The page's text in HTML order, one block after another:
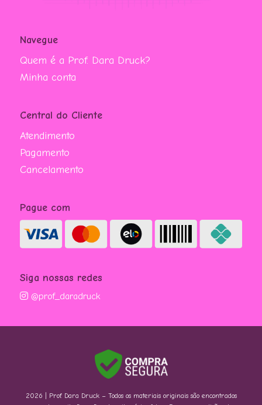
Navegue
Quem é a Prof. Dara Druck?
Minha conta
Central do Cliente
Atendimento
Pagamento
Cancelamento
Pague com
Siga nossas redes
@prof_daradruck
2026 | Prof. Dara Druck – Todos os materiais originais são encontrados